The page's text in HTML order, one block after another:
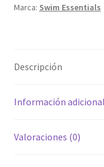
Marca: Swim Essentials
Descripción
Información adicional
Valoraciones (0)